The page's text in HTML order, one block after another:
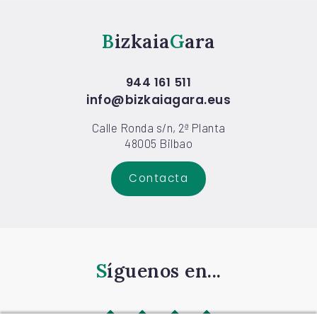
Bizkaia Gara
944 161 511
info@bizkaiagara.eus
Calle Ronda s/n, 2ª Planta
48005 Bilbao
Contacta
Síguenos en...